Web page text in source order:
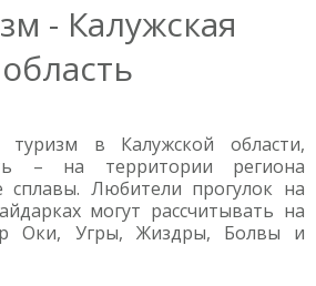
- Калужская
область
туризм в Калужской области,
– на территории региона
сплавы. Любители прогулок на
могут рассчитывать на
Оки, Угры, Жиздры, Болвы и